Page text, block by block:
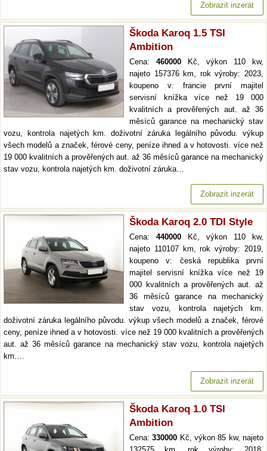
Zobrazit inzerát
Škoda Karoq 1.5 TSI
Ambition
Cena: 460000 Kč, výkon 110 kw,
najeto 157376 km, rok výroby: 2023,
koupeno v: francie první majitel
servisní knížka více než 19 000
kvalitních a prověřených aut. až 36
měsíců garance na mechanický stav
vozu, kontrola najetých km. doživotní záruka legálního původu. výkup
všech modelů a značek, férové ceny, peníze ihned a v hotovosti. více než
19 000 kvalitních a prověřených aut. až 36 měsíců garance na mechanický
stav vozu, kontrola najetých km. doživotní záruka…
Zobrazit inzerát
Škoda Karoq 2.0 TDI Style
Cena: 440000 Kč, výkon 110 kw,
najeto 110107 km, rok výroby: 2019,
koupeno v: česká republika první
majitel servisní knížka více než 19
000 kvalitních a prověřených aut. až
36 měsíců garance na mechanický
stav vozu, kontrola najetých km.
doživotní záruka legálního původu. výkup všech modelů a značek, férové
ceny, peníze ihned a v hotovosti. více než 19 000 kvalitních a prověřených
aut. až 36 měsíců garance na mechanický stav vozu, kontrola najetých
km.…
Zobrazit inzerát
Škoda Karoq 1.0 TSI
Ambition
Cena:330000 Kč, výkon 85 kw, najeto